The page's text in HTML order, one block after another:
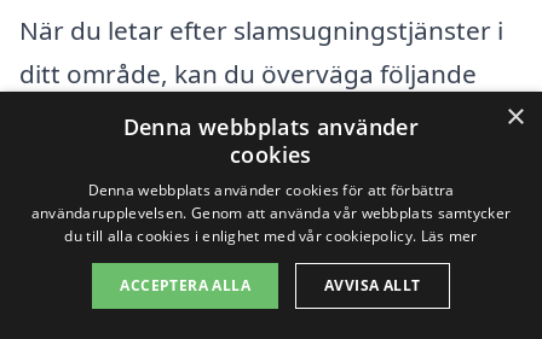
När du letar efter slamsugningstjänster i
ditt område, kan du överväga följande
Mölnlycke
Räddning
Landvetter
×
Denna webbplats använder
cookies
Denna webbplats använder cookies för att förbättra
användarupplevelsen. Genom att använda vår webbplats samtycker
du till alla cookies i enlighet med vår cookiepolicy. Läs mer
ACCEPTERA ALLA AVVISA ALLT